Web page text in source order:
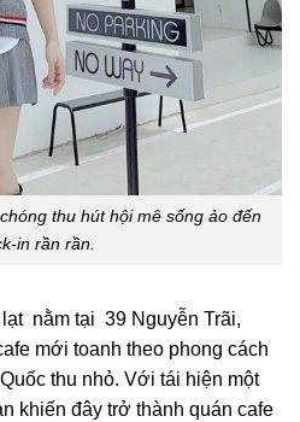
thu hút hội mê sống ảo đến
in rần rần.
nằm tại 39 Nguyễn Trãi,
mới toanh theo phong cách
thu nhỏ. Với tái hiện một
khiến đây trở thành quán cafe